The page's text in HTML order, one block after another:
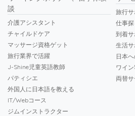
談
介護アシスタント
チャイルドケア
マッサージ資格ゲット
旅行業界で活躍
J-Shine児童英語教師
パティシエ
外国人に日本語を教える
IT/Webコース
ジムインストラクター
旅行サ
仕事探
到着サ
生活サ
日本
ワイ
両替